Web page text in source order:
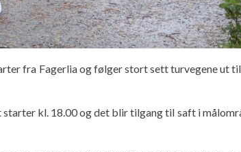
fra Fagerlia og følger stort sett turvegene ut
kl. 18.00 og det blir tilgang til saft i